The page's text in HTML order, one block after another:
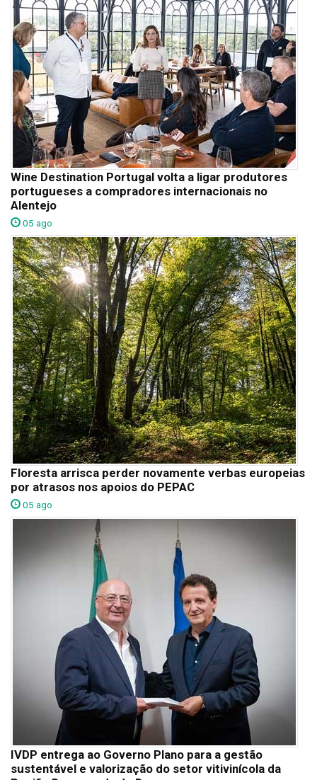
Wine Destination Portugal volta a ligar produtores
portugueses a compradores internacionais no
Alentejo
05 ago
Floresta arrisca perder novamente verbas europeias
por atrasos nos apoios do PEPAC
05 ago
IVDP entrega ao Governo Plano para a gestão
sustentável e valorização do setor vitivinícola da